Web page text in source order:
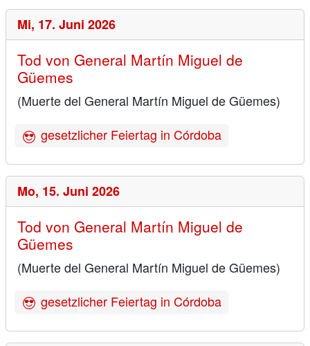
Mi, 17. Juni 2026
Tod von General Martín Miguel de
Güemes
(Muerte del General Martín Miguel de Güemes)
gesetzlicher Feiertag in Córdoba
Mo, 15. Juni 2026
Tod von General Martín Miguel de
Güemes
(Muerte del General Martín Miguel de Güemes)
gesetzlicher Feiertag in Córdoba